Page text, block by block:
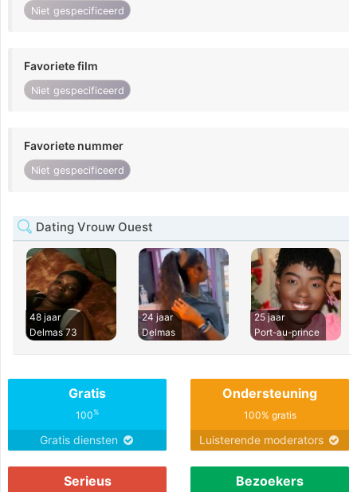
Niet gespecificeerd
Favoriete film
Niet gespecificeerd
Favoriete nummer
Niet gespecificeerd
Dating Vrouw Ouest
48 jaar
Delmas 73
24 jaar
Delmas
25 jaar
Port-au-prince
Gratis
100%
Gratis diensten
Ondersteuning
100% gratis
Luisterende moderators
Serieus Bezoekers